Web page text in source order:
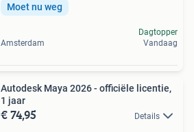
Moet nu weg
Amsterdam
Dagtopper
Vandaag
Autodesk Maya 2026 - officiële licentie,
1 jaar
€ 74,95 Details